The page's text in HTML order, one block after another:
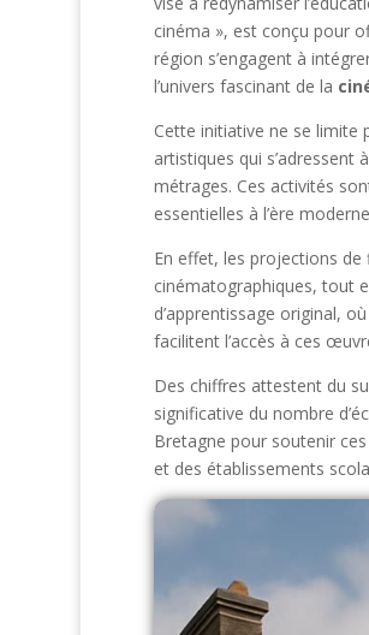
cinéma », est conçu pour
région s’engagent à
l’univers fascinant de la
Cette initiative ne se limite
artistiques qui
métrages. Ces activités
essentielles à l’ère
En effet, les projections de
cinématographiques, tout
d’apprentissage original, où
facilitent l’accès à ces
Des chiffres attestent du
significative du nombre
Bretagne pour soutenir
et des établissements